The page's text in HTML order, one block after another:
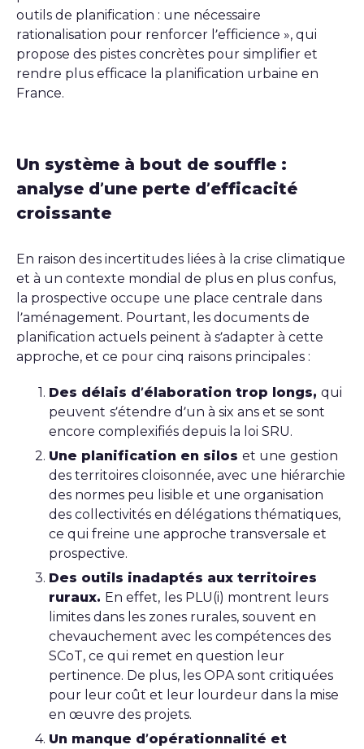
outils de planification : une nécessaire
rationalisation pour renforcer l’efficience », qui
propose des pistes concrètes pour simplifier et
rendre plus efficace la planification urbaine en
France.
Un système à bout de souffle :
analyse d’une perte d’efficacité
croissante
En raison des incertitudes liées à la crise climatique
et à un contexte mondial de plus en plus confus,
la prospective occupe une place centrale dans
l’aménagement. Pourtant, les documents de
planification actuels peinent à s’adapter à cette
approche, et ce pour cinq raisons principales :
Des délais d’élaboration trop longs, qui
peuvent s’étendre d’un à six ans et se sont
encore complexifiés depuis la loi SRU.
Une planification en silos et une gestion
des territoires cloisonnée, avec une hiérarchie
des normes peu lisible et une organisation
des collectivités en délégations thématiques,
ce qui freine une approche transversale et
prospective.
Des outils inadaptés aux territoires
ruraux. En effet, les PLU(i) montrent leurs
limites dans les zones rurales, souvent en
chevauchement avec les compétences des
SCoT, ce qui remet en question leur
pertinence. De plus, les OPA sont critiquées
pour leur coût et leur lourdeur dans la mise
en œuvre des projets.
Un manque d’opérationnalité et